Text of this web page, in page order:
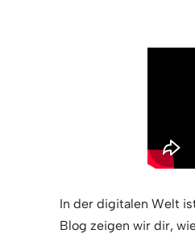
In der digitalen Welt
Blog zeigen wir dir,